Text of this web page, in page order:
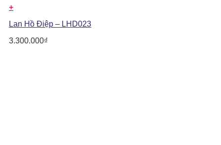
+
Lan Hồ Điệp – LHD023
3.300.000₫